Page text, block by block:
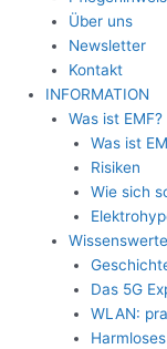
Über uns
Newsletter
Kontakt
INFORMATION
Was ist EMF?
Was ist
Risiken
Wie sich
Das 5G
WLAN: